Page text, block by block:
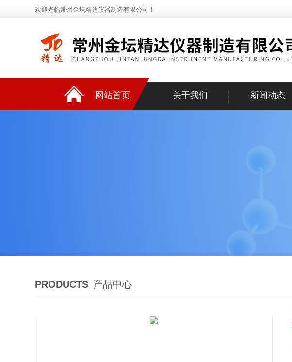
欢迎光临常州金坛精达仪器制造有限公司！
网站首页 关于我们 新闻动态
PRODUCTS 产品中心